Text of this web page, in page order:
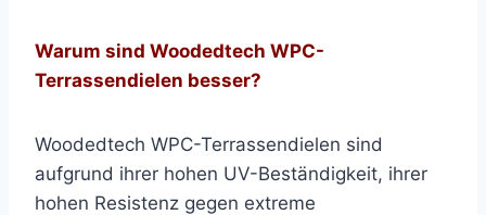
Warum sind Woodedtech WPC-
Terrassendielen besser?
Woodedtech WPC-Terrassendielen sind
aufgrund ihrer hohen UV-Beständigkeit, ihrer
hohen Resistenz gegen extreme